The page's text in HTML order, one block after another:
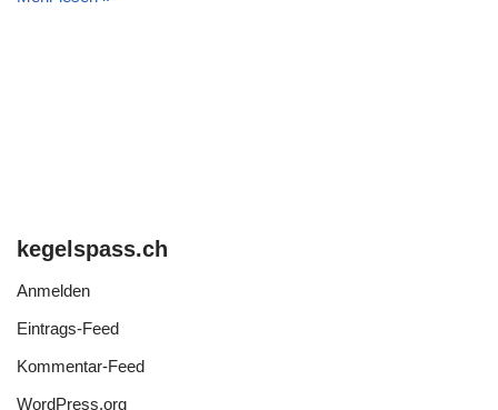
kegelspass.ch
Anmelden
Eintrags-Feed
Kommentar-Feed
WordPress.org